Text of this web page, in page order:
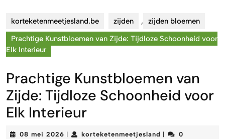
korteketenmeetjesland.be zijden ,
zijden bloemen
Prachtige Kunstbloemen van Zijde: Tijdloze Schoonheid voor
Elk Interieur
Prachtige Kunstbloemen van
Zijde: Tijdloze Schoonheid voor
Elk Interieur
08 mei 2026 08
korteketenmeetjesland
0